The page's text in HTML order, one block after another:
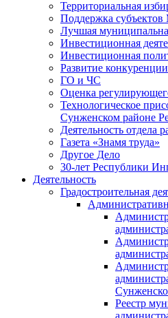
Территориальная
Поддержка
Лучшая
Инвестиционная
Инвестиционная
Развитие конкуренции
ГО и ЧС
Оценка
Технологическое
Сунженском районе
Деятельность отдела
Газета «Знамя труда»
Другое Дело
30-лет Республики
Деятельность
Градостроительная
Реестр